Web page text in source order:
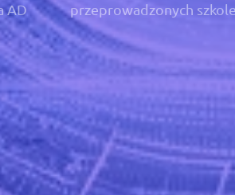
AD przeprowadzonych